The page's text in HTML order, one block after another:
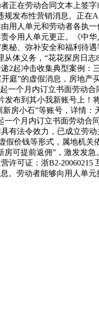
正在劳动合同文本上签
发布性营销消息。正在
人单元和劳动者各执
令用人单元更正。《中
、弥补安全和福利待
义务，“花花探房日志
起冲击收集典型案例：
庭”的虚假消息，房地
个月内订立书面劳动
布到其小我新账号上！
房小石”等账号，详情
个月内订立书面劳动合
法令效力，已成立劳
价钱等形式，属地机
可提前返佣”，激发发
证：浙B2-20060215
。劳动者能够向用人单